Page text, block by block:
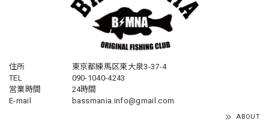
住所
東京都練馬区東大泉3-37-4
TEL
090-1040-4243
営業時間
24時間
E-mail
bassmania.info@gmail.com
ABOUT